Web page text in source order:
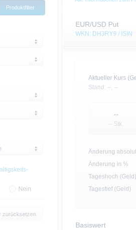
EUR/USD Put
WKN: DH3RY9 /
Aktueller Kurs
Stand: --, --
--
-- Stk.
Änderung absolut
Änderung in %
Tageshoch (Geld)
Tagestief (Geld)
Basiswert
Produktfilter
Nein
zurücksetzen